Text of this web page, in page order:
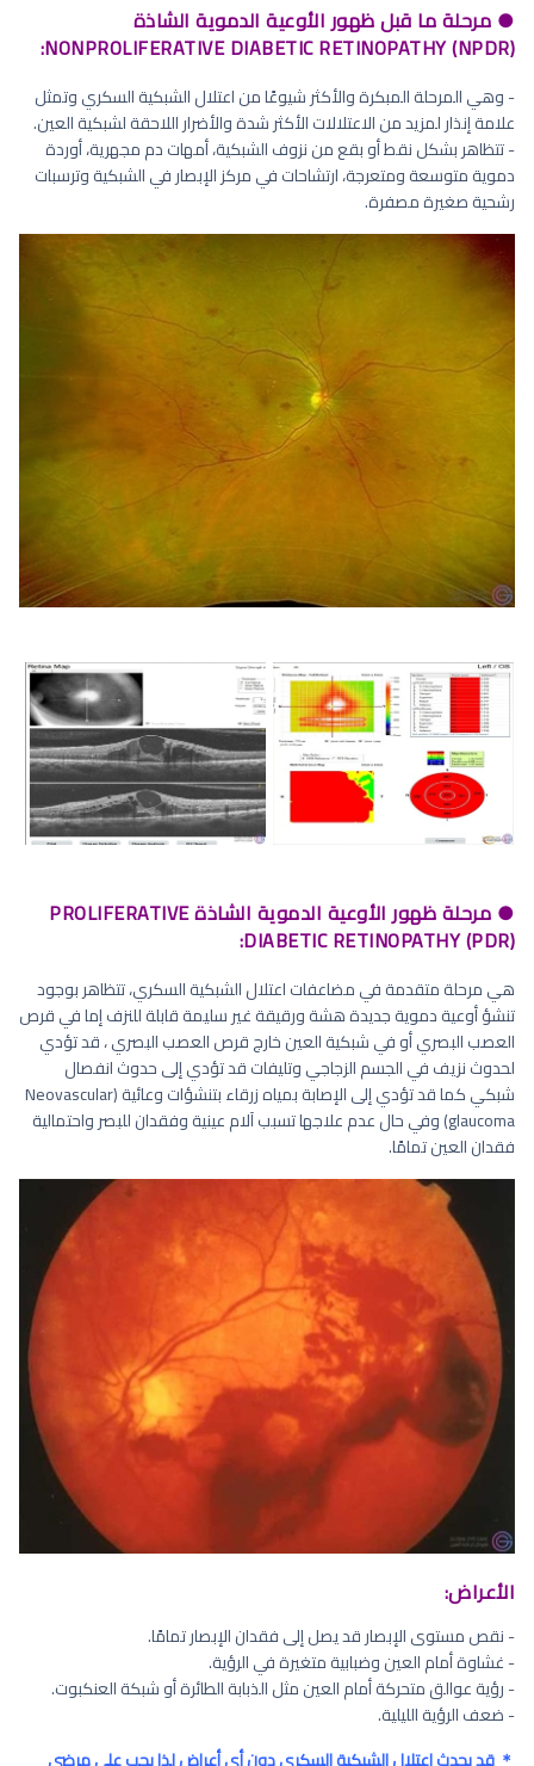
● مرحلة ما قبل ظهور الأوعية الدموية الشاذة
NONPROLIFERATIVE DIABETIC RETINOPATHY (NPDR):
- وهي المرحلة المبكرة والأكثر شيوعًا من اعتلال الشبكية السكري وتمثل
علامة إنذار لمزيد من الاعتلالات الأكثر شدة والأضرار اللاحقة لشبكية العين.
- تتظاهر بشكل نقط أو بقع من نزوف الشبكية، أمهات دم مجهرية، أوردة
دموية متوسعة ومتعرجة، ارتشاحات في مركز الإبصار في الشبكية وترسبات
رشحية صغيرة مصفرة.
● مرحلة ظهور الأوعية الدموية الشاذة PROLIFERATIVE
DIABETIC RETINOPATHY (PDR):
هي مرحلة متقدمة في مضاعفات اعتلال الشبكية السكري، تتظاهر بوجود
تنشؤ أوعية دموية جديدة هشة ورقيقة غير سليمة قابلة للنزف إما في قرص
العصب البصري أو في شبكية العين خارج قرص العصب البصري ، قد تؤدي
لحدوث نزيف في الجسم الزجاجي وتليفات قد تؤدي إلى حدوث انفصال
شبكي كما قد تؤدي إلى الإصابة بمياه زرقاء بتنشؤات وعائية (Neovascular
glaucoma) وفي حال عدم علاجها تسبب آلام عينية وفقدان للبصر واحتمالية
فقدان العين تمامًا.
الأعراض:
- نقص مستوى الإبصار قد يصل إلى فقدان الإبصار تمامًا.
- غشاوة أمام العين وضبابية متغيرة في الرؤية.
- رؤية عوالق متحركة أمام العين مثل الذبابة الطائرة أو شبكة العنكبوت.
- ضعف الرؤية الليلية.